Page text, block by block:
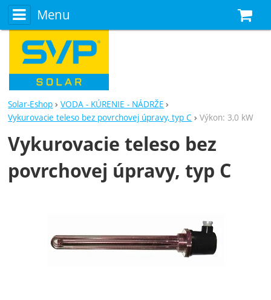
Menu
Solar-Eshop
VODA - KÚRENIE - NÁDRŽE
Vykurovacie teleso bez povrchovej úpravy, typ C
Výkon: 3,0 kW
Vykurovacie teleso bez
povrchovej úpravy, typ C